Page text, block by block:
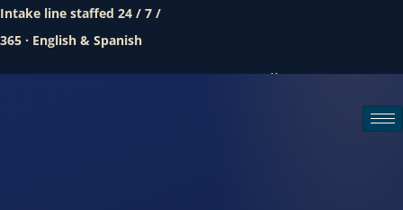
Intake line staffed 24 / 7 /
365 · English & Spanish
Call (888) 437-7747